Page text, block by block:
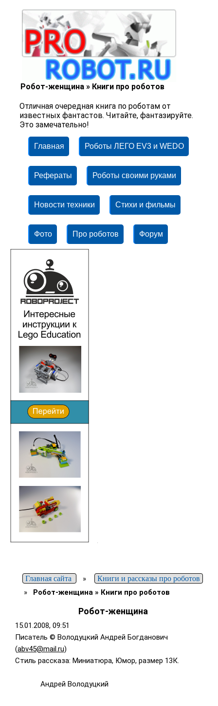
Робот-женщина » Книги про роботов
Отличная очередная книга по роботам от
известных фантастов. Читайте, фантазируйте.
Это замечательно!
Главная Роботы ЛЕГО EV3 и WEDO
Рефераты Роботы своими руками
Новости техники Стихи и фильмы
Фото Про роботов Форум
Главная сайта » Книги и рассказы про роботов
» Робот-женщина » Книги про роботов
Робот-женщина
15.01.2008, 09:51
Писатель © Володуцкий Андрей Богданович
(abv45@mail.ru)
Стиль рассказа: Миниатюра, Юмор, размер 13К.
Андрей Володуцкий